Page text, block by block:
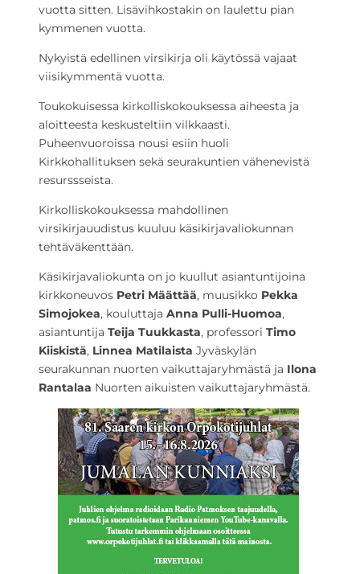
vuotta sitten. Lisävihkostakin on laulettu pian
kymmenen vuotta.
Nykyistä edellinen virsikirja oli käytössä vajaat
viisikymmentä vuotta.
Toukokuisessa kirkolliskokouksessa aiheesta ja
aloitteesta keskusteltiin vilkkaasti.
Puheenvuoroissa nousi esiin huoli
Kirkkohallituksen sekä seurakuntien vähenevistä
resurssseista.
Kirkolliskokouksessa mahdollinen
virsikirjauudistus kuuluu käsikirjavaliokunnan
tehtäväkenttään.
Käsikirjavaliokunta on jo kuullut asiantuntijoina
kirkkoneuvos Petri Määttää, muusikko Pekka
Simojokea, kouluttaja Anna Pulli-Huomoa,
asiantuntija Teija Tuukkasta, professori Timo
Kiiskistä, Linnea Matilaista Jyväskylän
seurakunnan nuorten vaikuttajaryhmästä ja Ilona
Rantalaa Nuorten aikuisten vaikuttajaryhmästä.